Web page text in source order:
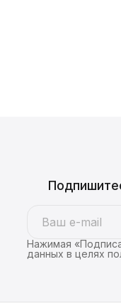
Нажимая
данных в целях